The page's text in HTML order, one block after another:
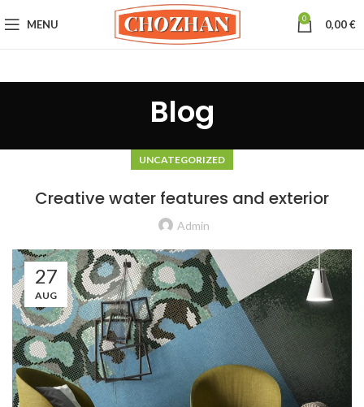
MENU 0 0,00€
Blog
UNCATEGORIZED
Creative water features and exterior
Admin
27
AUG